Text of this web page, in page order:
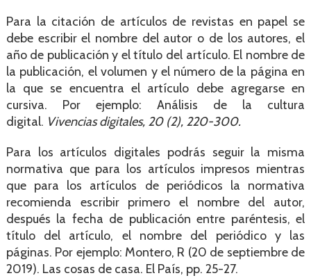
Para la citación de artículos de revistas en papel se
debe escribir el nombre del autor o de los autores, el
año de publicación y el título del artículo. El nombre de
la publicación, el volumen y el número de la página en
la que se encuentra el artículo debe agregarse en
cursiva. Por ejemplo: Análisis de la cultura
digital. Vivencias digitales, 20 (2), 220-300.
Para los artículos digitales podrás seguir la misma
normativa que para los artículos impresos mientras
que para los artículos de periódicos la normativa
recomienda escribir primero el nombre del autor,
después la fecha de publicación entre paréntesis, el
título del artículo, el nombre del periódico y las
páginas. Por ejemplo: Montero, R (20 de septiembre de
2019). Las cosas de casa. El País, pp. 25-27.